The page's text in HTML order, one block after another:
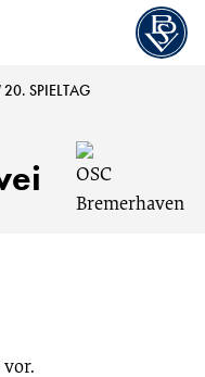
20. SPIELTAG